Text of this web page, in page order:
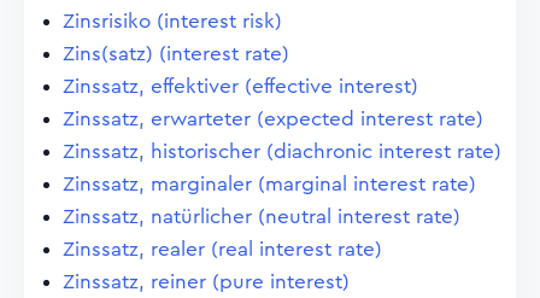
Zinsrisiko (interest risk)
Zins(satz) (interest rate)
Zinssatz, effektiver (effective interest)
Zinssatz, erwarteter (expected interest rate)
Zinssatz, historischer (diachronic interest rate)
Zinssatz, marginaler (marginal interest rate)
Zinssatz, natürlicher (neutral interest rate)
Zinssatz, realer (real interest rate)
Zinssatz, reiner (pure interest)